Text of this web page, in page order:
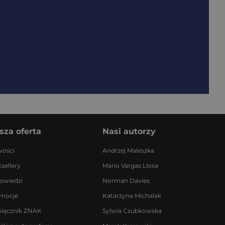
oferta
ZNAK
Nasi autorzy
Andrzej Maleszka
Mario Vargas Llosa
Norman Davies
Katarzyna Michalak
Sylwia Czubkowska